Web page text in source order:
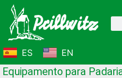
para
conteúdo
ES EN
Equipamento para